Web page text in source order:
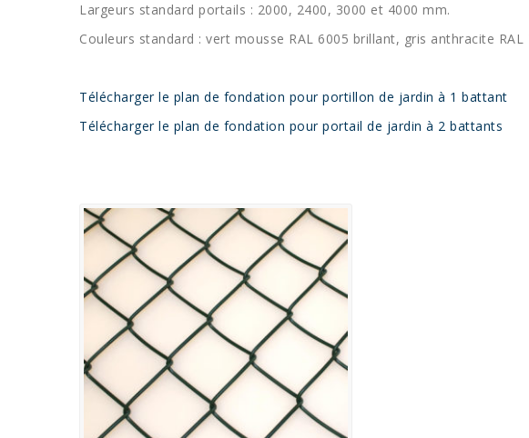
Largeurs standard portails : 2000, 2400, 3000 et 4000 mm.
Couleurs standard : vert mousse RAL 6005 brillant, gris anthracite
Télécharger le plan de fondation pour portillon de jardin à 1 battant
Télécharger le plan de fondation pour portail de jardin à 2 battants